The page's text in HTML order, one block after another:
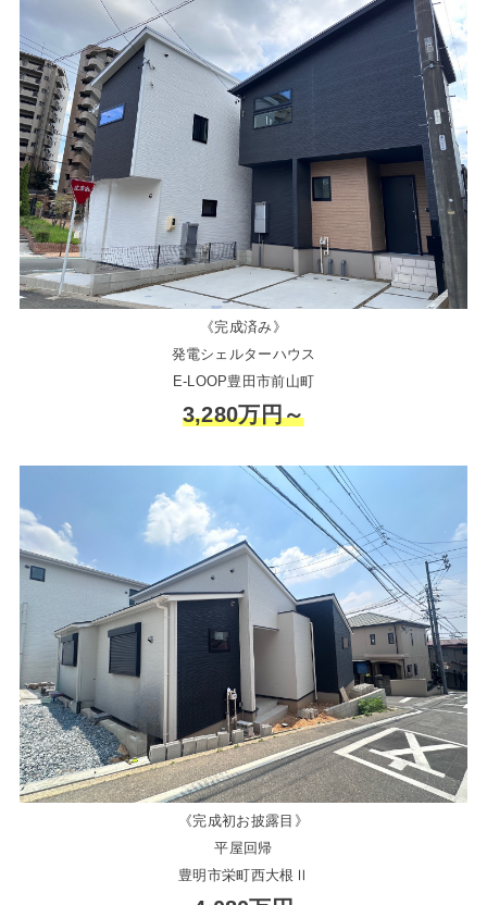
《完成済み》
発電シェルターハウス
E-LOOP豊田市前山町
3,280万円～
《完成初お披露目》
平屋回帰
豊明市栄町西大根Ⅱ